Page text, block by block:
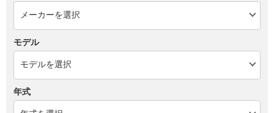
モデル
年式